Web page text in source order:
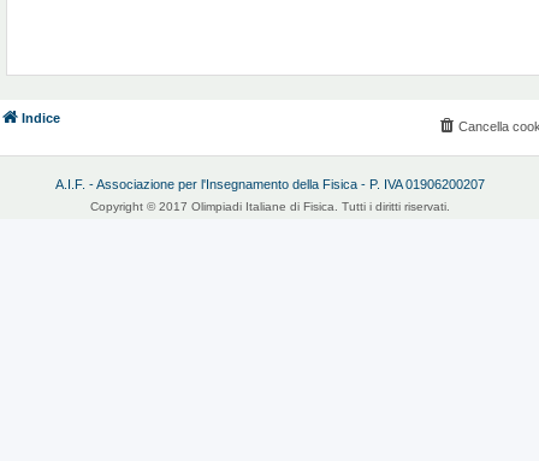
Indice
Cancella
A.I.F. - Associazione per l'Insegnamento della Fisica - P. IVA 01906200207
Copyright © 2017 Olimpiadi Italiane di Fisica. Tutti i diritti riservati.